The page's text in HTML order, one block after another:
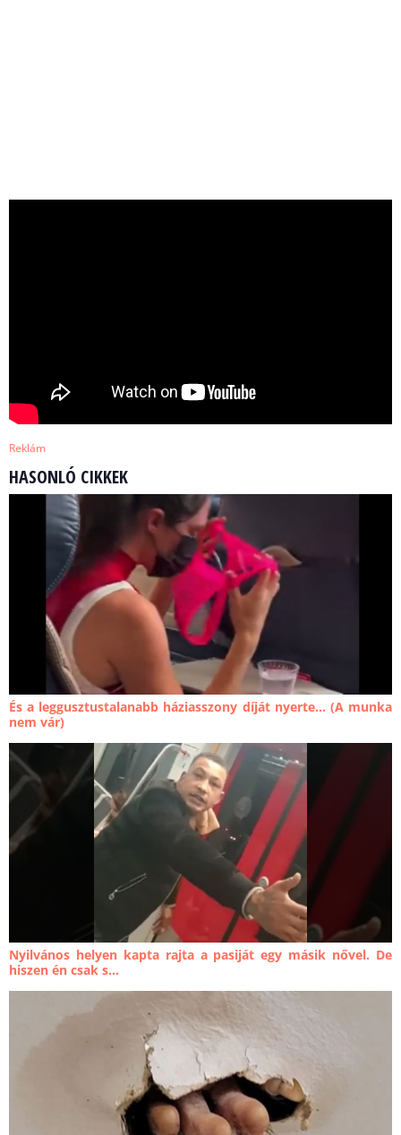
Reklám
HASONLÓ CIKKEK
És a leggusztustalanabb háziasszony díját nyerte… (A munka
nem vár)
Nyilvános helyen kapta rajta a pasiját egy másik nővel. De
hiszen én csak s...